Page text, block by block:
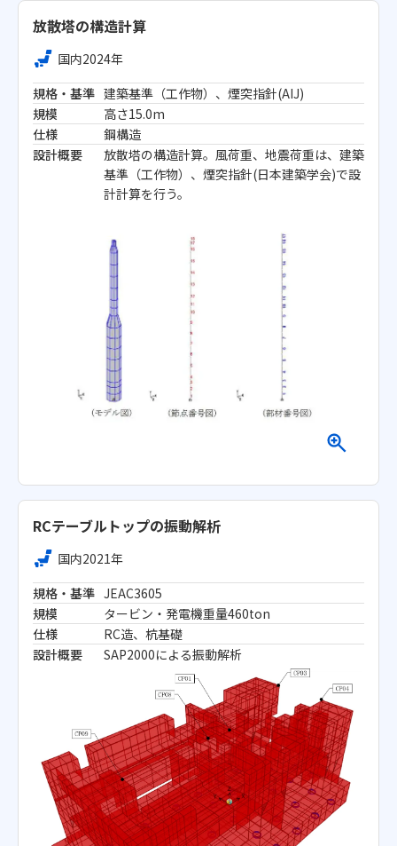
放散塔の構造計算
国内2024年
規格・基準 建築基準（工作物）、煙突指針(AIJ)
規模
高さ15.0m
仕様
鋼構造
設計概要
放散塔の構造計算。風荷重、地震荷重は、建築
基準（工作物）、煙突指針(日本建築学会)で設
計計算を行う。
RCテーブルトップの振動解析
国内2021年
規格・基準 JEAC3605
規模
タービン・発電機重量460ton
仕様
RC造、杭基礎
設計概要
SAP2000による振動解析